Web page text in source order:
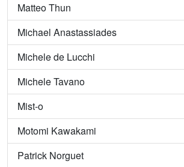
Matteo Thun
Michael Anastassiades
Michele de Lucchi
Michele Tavano
Mist-o
Motomi Kawakami
Patrick Norguet